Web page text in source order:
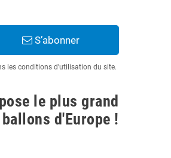
S’abonner
les conditions d'utilisation du site.
le plus grand
d'Europe !